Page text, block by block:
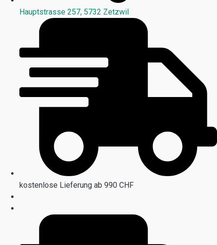
Hauptstrasse 257, 5732 Zetzwil
kostenlose Lieferung ab 990 CHF